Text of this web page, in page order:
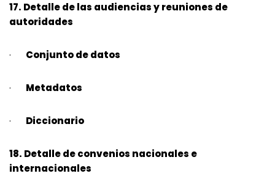
17. Detalle de las audiencias y reuniones de
autoridades
· Conjunto de datos
· Metadatos
· Diccionario
18. Detalle de convenios nacionales e
internacionales